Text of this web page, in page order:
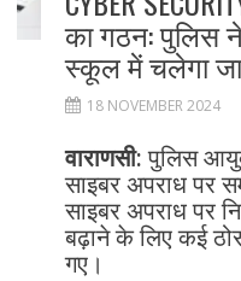
का गठन: पुलिस
स्कूल में चलेगा
18 NOVEMBER 2024
वाराणसी:पुलिस
साइबर अपराध पर
साइबर अपराध पर
बढ़ाने के लिए कई
गए।